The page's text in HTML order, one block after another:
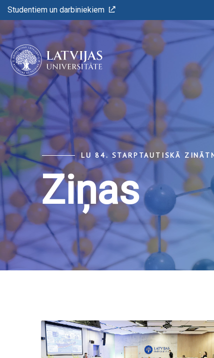
Studentiem un darbiniekiem
LU 84. STARPTAUTISKĀ
Ziņas